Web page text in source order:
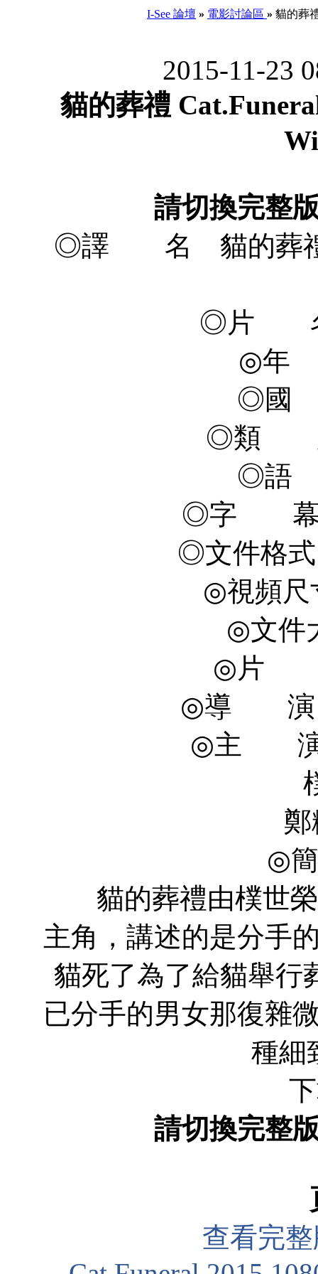
I-See 論壇 » 電影討論區 » 貓的葬
2015-11-23
貓的葬禮
請切換完整
◎譯 名 貓的葬禮/
◎片 名
◎年
◎國
◎類
◎語
◎字 幕
◎文件格
◎視頻尺
◎文件
◎片
◎導 演
◎主 演
樸世榮
鄭糠雲
◎
貓的葬禮由樸世榮
主角，講述的是分手
貓死了為了給貓舉行
已分手的男女那復雜
種細
請切換完整
查看完